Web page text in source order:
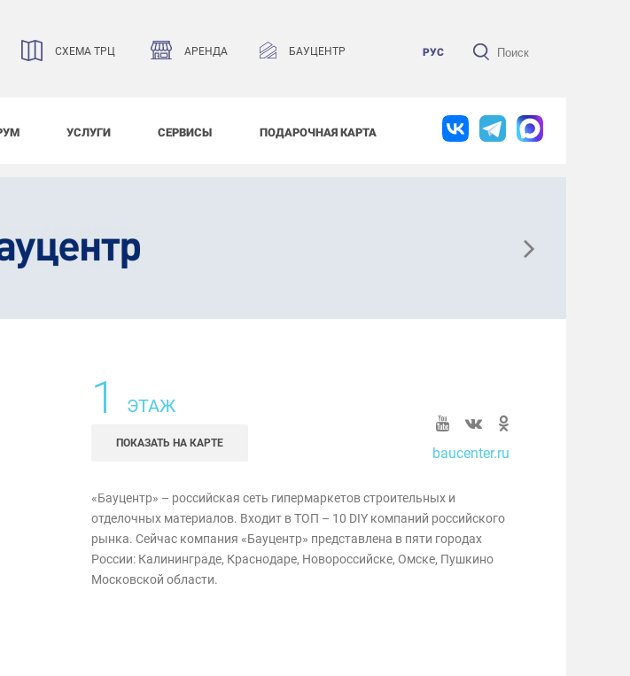
СХЕМА ТРЦ АРЕНДА БАУЦЕНТР РУС
УСЛУГИ СЕРВИСЫ ПОДАРОЧНАЯ КАРТА
1 ЭТАЖ
ПОКАЗАТЬ НА КАРТЕ
baucenter.ru
«Бауцентр» – российская сеть гипермаркетов строительных и
отделочных материалов. Входит в ТОП – 10 DIY компаний российского
рынка. Сейчас компания «Бауцентр» представлена в пяти городах
России: Калининграде, Краснодаре, Новороссийске, Омске, Пушкино
Московской области.